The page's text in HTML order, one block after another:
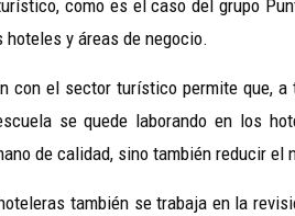
como es el caso del grupo
y áreas de negocio.
con el sector turístico permite que,
se quede laborando en los
de calidad, sino también reducir el
también se trabaja en la